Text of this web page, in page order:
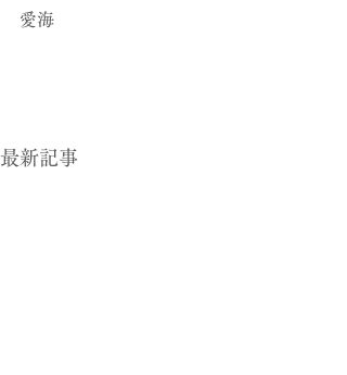
愛海
最新記事